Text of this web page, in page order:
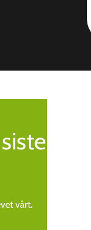
vårt.